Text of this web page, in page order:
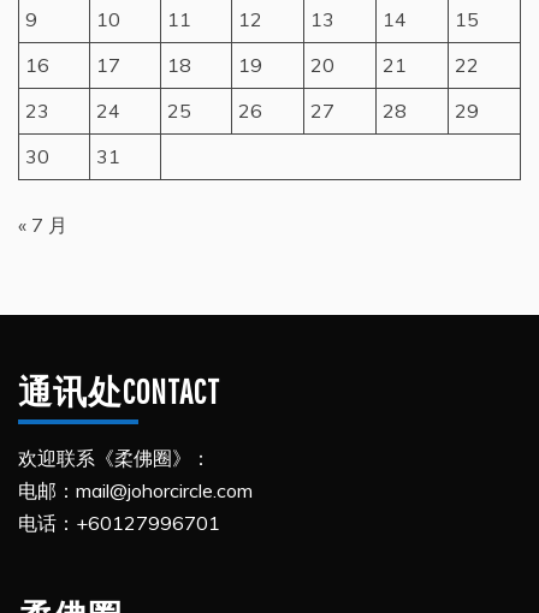
9
10 11 12 13 14
15
16
17 18 19 20 21
22
23
24 25 26 27 28
29
30
31
« 7 月
通讯处CONTACT
欢迎联系《柔佛圈》：
电邮：mail@johorcircle.com
电话：+60127996701